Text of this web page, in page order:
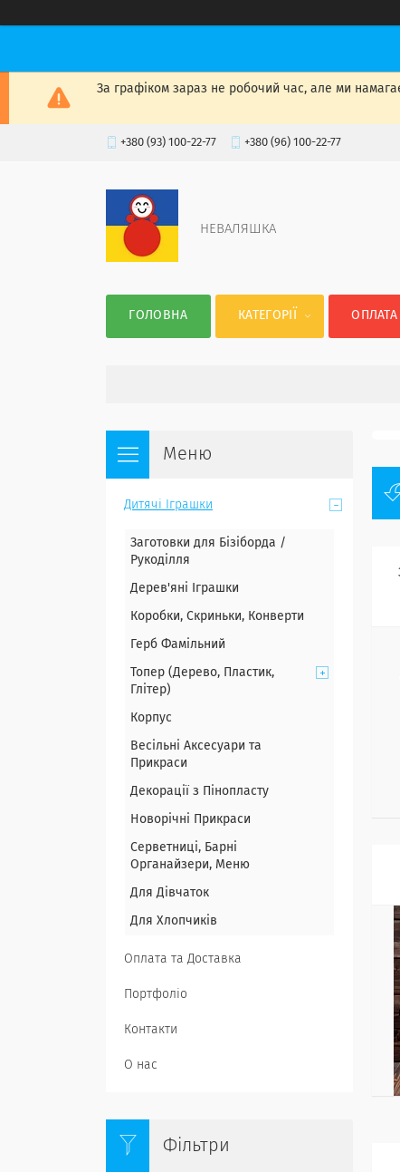
За графіком зараз не робочий час, але ми
+380 (93) 100-22-77 +380 (96) 100-22-77
НЕВАЛЯШКА
ГОЛОВНА КАТЕГОРІЇ ОПЛАТА
Дитячі Іграшки
Заготовки для Бізіборда /
Рукоділля
Дерев'яні Іграшки
Коробки, Скриньки, Конверти
Герб Фамільний
Топер (Дерево, Пластик,
Глітер)
Корпус
Весільні Аксесуари та
Прикраси
Декорації з Пінопласту
Новорічні Прикраси
Серветниці, Барні
Органайзери, Меню
Для Дівчаток
Для Хлопчиків
Оплата та Доставка
Портфоліо
Контакти
О нас
Фільтри